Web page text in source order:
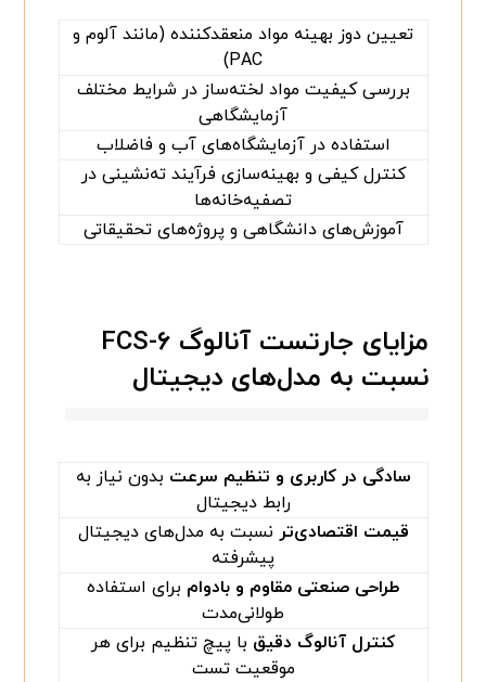
تعیین دوز بهینه مواد منعقدکننده (مانند آلوم و
PAC)
بررسی کیفیت مواد لخته‌ساز در شرایط مختلف
آزمایشگاهی
استفاده در آزمایشگاه‌های آب و فاضلاب
کنترل کیفی و بهینه‌سازی فرآیند ته‌نشینی در
تصفیه‌خانه‌ها
آموزش‌های دانشگاهی و پروژه‌های تحقیقاتی
مزایای جارتست آنالوگ FCS-۶
نسبت به مدل‌های دیجیتال
سادگی در کاربری و تنظیم سرعت بدون نیاز به
رابط دیجیتال
قیمت اقتصادی‌تر نسبت به مدل‌های دیجیتال
پیشرفته
طراحی صنعتی مقاوم و بادوام برای استفاده
طولانی‌مدت
کنترل آنالوگ دقیق با پیچ تنظیم برای هر
موقعیت تست